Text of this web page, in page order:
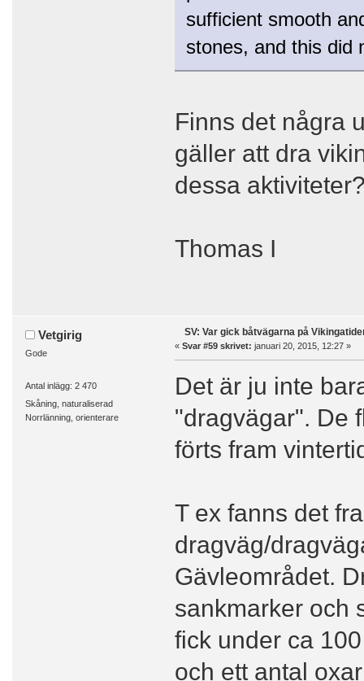
sufficient smooth
stones, and this did
Finns det några
gäller att dra
dessa
Thomas I
Vetgirig
Gode
Antal inlägg: 2 470
Skåning, naturaliserad
Norrlänning, orienterare
SV: Var gick båtvägarna på
« Svar #59 skrivet: januari 20, 2015, 12:27 »
Det är ju inte
"dragvägar". De
förts fram
T ex fanns det
dragväg/
Gävleområdet.
sankmarker och
fick under ca
och ett antal